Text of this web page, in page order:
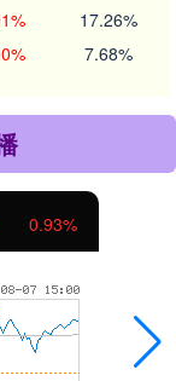
17.26%
7.68%
1.01%